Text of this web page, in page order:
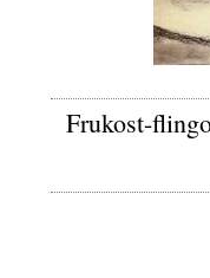
Frukost-